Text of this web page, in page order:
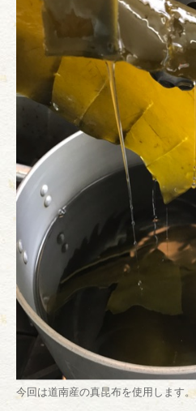
今回は道南産の真昆布を使用します。